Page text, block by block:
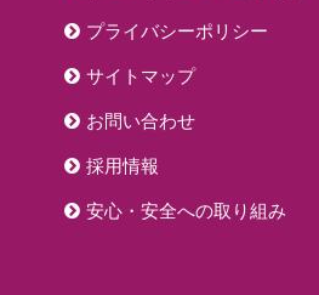
プライバシーポリシー
サイトマップ
お問い合わせ
採用情報
安心・安全への取り組み